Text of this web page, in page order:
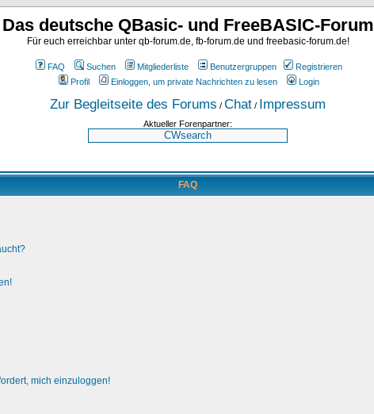
Das deutsche QBasic- und FreeBASIC-Forum
Für euch erreichbar unter qb-forum.de, fb-forum.de und freebasic-forum.de!
FAQ Suchen Mitgliederliste Benutzergruppen
Registrieren
Profil
Einloggen, um private Nachrichten zu lesen Login
Zur Begleitseite des Forums / Chat / Impressum
Aktueller Forenpartner:
FAQ
mich einzuloggen!